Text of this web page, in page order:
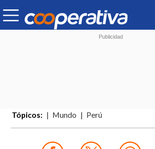
Tópicos: Mundo Perú